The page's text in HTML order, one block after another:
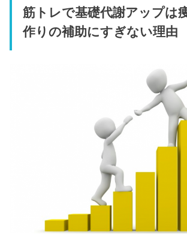
筋トレで基礎代謝アップは
作りの補助にすぎない理由